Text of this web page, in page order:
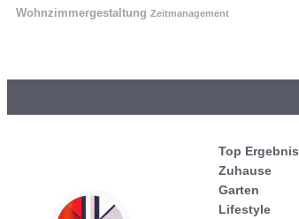
Wohnzimmergestaltung Zeitmanagement
Top Ergebnis
Zuhause
Garten
Lifestyle